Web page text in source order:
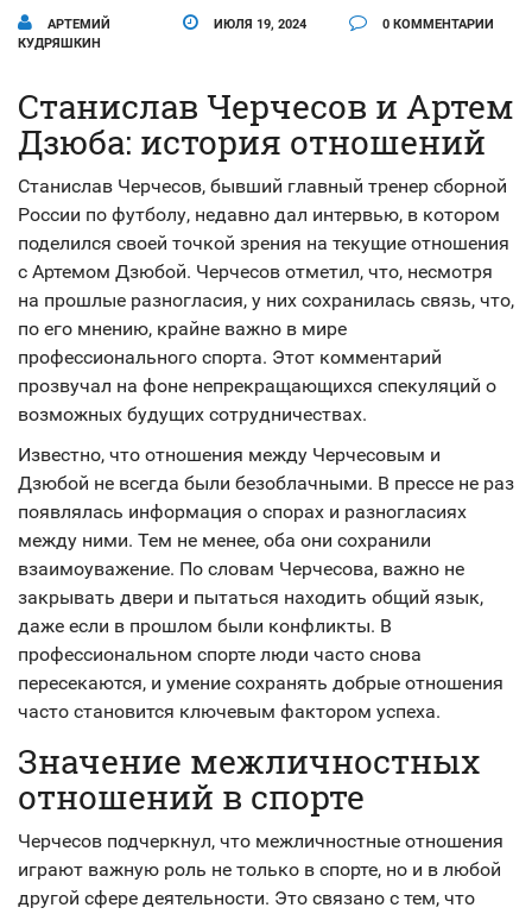
АРТЕМИЙ
КУДРЯШКИН
ИЮЛЯ 19, 2024 0 КОММЕНТАРИИ
Станислав Черчесов и Артем
Дзюба: история отношений
Станислав Черчесов, бывший главный тренер сборной
России по футболу, недавно дал интервью, в котором
поделился своей точкой зрения на текущие отношения
с Артемом Дзюбой. Черчесов отметил, что, несмотря
на прошлые разногласия, у них сохранилась связь, что,
по его мнению, крайне важно в мире
профессионального спорта. Этот комментарий
прозвучал на фоне непрекращающихся спекуляций о
возможных будущих сотрудничествах.
Известно, что отношения между Черчесовым и
Дзюбой не всегда были безоблачными. В прессе не раз
появлялась информация о спорах и разногласиях
между ними. Тем не менее, оба они сохранили
взаимоуважение. По словам Черчесова, важно не
закрывать двери и пытаться находить общий язык,
даже если в прошлом были конфликты. В
профессиональном спорте люди часто снова
пересекаются, и умение сохранять добрые отношения
часто становится ключевым фактором успеха.
Значение межличностных
отношений в спорте
Черчесов подчеркнул, что межличностные отношения
играют важную роль не только в спорте, но и в любой
другой сфере деятельности. Это связано с тем, что